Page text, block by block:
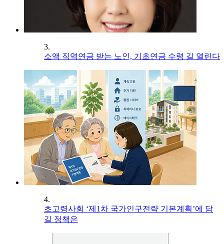
3.
소액 직역연금 받는 노인, 기초연금 수령 길 열린다
4.
초고령사회 ‘제1차 국가인구전략 기본계획’에 담
길 정책은